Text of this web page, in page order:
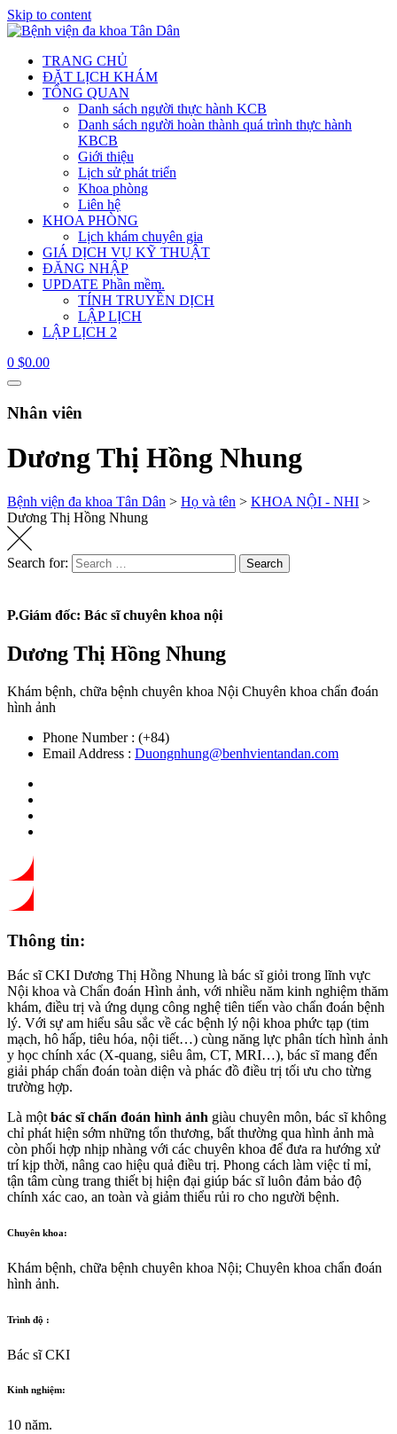
Skip to content
TRANG CHỦ
ĐẶT LỊCH KHÁM
TỔNG QUAN
Danh sách người thực hành KCB
Danh sách người hoàn thành quá trình thực hành
KBCB
Giới thiệu
Lịch sử phát triển
Khoa phòng
Liên hệ
KHOA PHÒNG
Lịch khám chuyên gia
GIÁ DỊCH VỤ KỸ THUẬT
ĐĂNG NHẬP
UPDATE Phần mềm.
TÍNH TRUYỀN DỊCH
LẬP LỊCH
LẬP LỊCH 2
0 $0.00
Nhân viên
Dương Thị Hồng Nhung
Bệnh viện đa khoa Tân Dân > Họ và tên > KHOA NỘI - NHI >
Dương Thị Hồng Nhung
Search for: Search
P.Giám đốc: Bác sĩ chuyên khoa nội
Dương Thị Hồng Nhung
Khám bệnh, chữa bệnh chuyên khoa Nội Chuyên khoa chẩn đoán
hình ảnh
Phone Number : (+84)
Email Address : Duongnhung@benhvientandan.com
Thông tin:
Bác sĩ CKI Dương Thị Hồng Nhung là bác sĩ giỏi trong lĩnh vực
Nội khoa và Chẩn đoán Hình ảnh, với nhiều năm kinh nghiệm thăm
khám, điều trị và ứng dụng công nghệ tiên tiến vào chẩn đoán bệnh
lý. Với sự am hiểu sâu sắc về các bệnh lý nội khoa phức tạp (tim
mạch, hô hấp, tiêu hóa, nội tiết…) cùng năng lực phân tích hình ảnh
y học chính xác (X-quang, siêu âm, CT, MRI…), bác sĩ mang đến
giải pháp chẩn đoán toàn diện và phác đồ điều trị tối ưu cho từng
trường hợp.
Là một bác sĩ chẩn đoán hình ảnh giàu chuyên môn, bác sĩ không
chỉ phát hiện sớm những tổn thương, bất thường qua hình ảnh mà
còn phối hợp nhịp nhàng với các chuyên khoa để đưa ra hướng xử
trí kịp thời, nâng cao hiệu quả điều trị. Phong cách làm việc tỉ mỉ,
tận tâm cùng trang thiết bị hiện đại giúp bác sĩ luôn đảm bảo độ
chính xác cao, an toàn và giảm thiểu rủi ro cho người bệnh.
Chuyên khoa:
Khám bệnh, chữa bệnh chuyên khoa Nội; Chuyên khoa chẩn đoán
hình ảnh.
Trình độ :
Bác sĩ CKI
Kinh nghiệm:
10 năm.